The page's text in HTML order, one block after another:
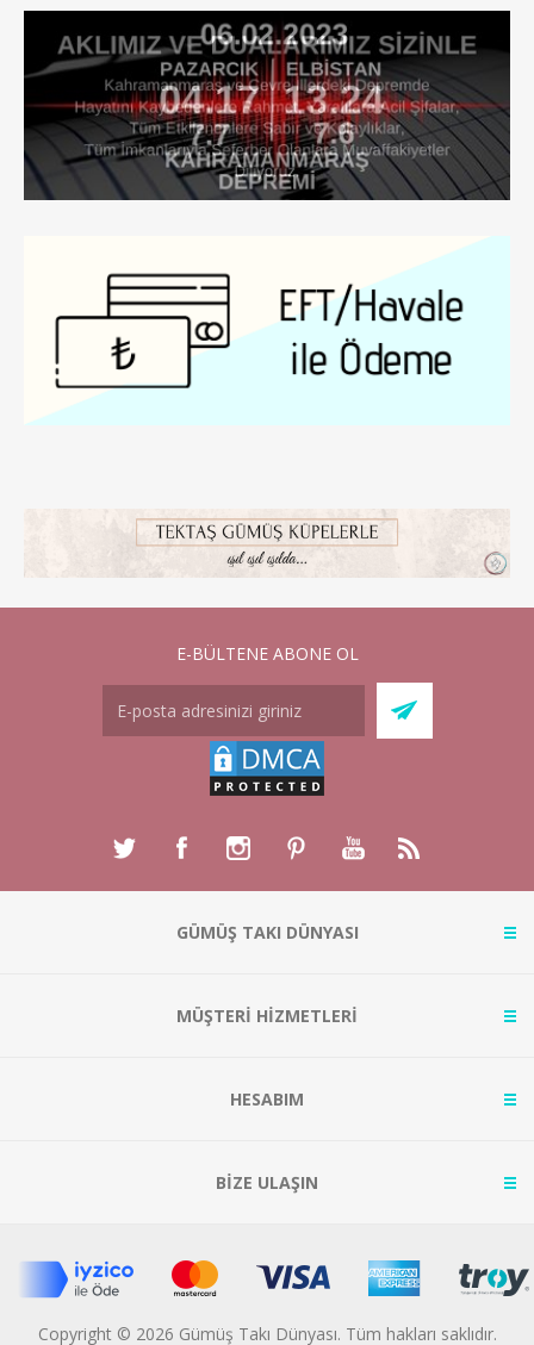
E-BÜLTENE ABONE OL
GÜMÜŞ TAKI DÜNYASI
MÜŞTERİ HİZMETLERİ
HESABIM
BİZE ULAŞIN
Copyright © 2026 Gümüş Takı Dünyası. Tüm hakları saklıdır.